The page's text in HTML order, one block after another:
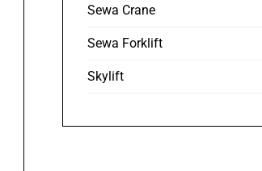
Sewa Crane
Sewa Forklift
Skylift